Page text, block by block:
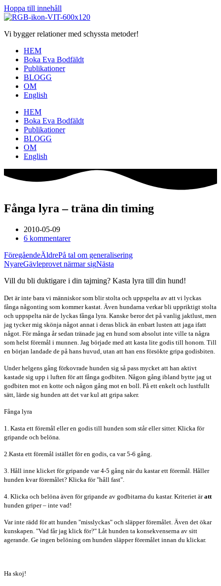
Hoppa till innehåll
Vi bygger relationer med schyssta metoder!
HEM
Boka Eva Bodfäldt
Publikationer
BLOGG
OM
English
HEM
Boka Eva Bodfäldt
Publikationer
BLOGG
OM
English
Fånga lyra – träna din timing
2010-05-09
6 kommentarer
FöregåendeÄldrePå tal om generalisering
NyareGävleprovet närmar sigNästa
Vill du bli duktigare i din tajming? Kasta lyra till din hund!
Det är inte bara vi människor som blir stolta och uppspelta av att vi lyckas
fånga någonting som kommer kastat. Även hundarna verkar bli uppriktigt stolta
och uppspelta när de lyckas fånga lyra. Kanske beror det på vanlig jaktlust, men
jag tycker mig skönja något annat i deras blick än enbart lusten att jaga ifatt
något. För många år sedan tränade jag en hund som absolut inte ville ta några
som helst föremål i munnen. Jag började med att kasta lite godis till honom. Till
en början landade de på hans huvud, utan att han ens försökte gripa godisbiten.
Under helgens gång förkovrade hunden sig så pass mycket att han aktivt
kastade sig upp i luften för att fånga godbiten. Någon gång ibland bytte jag ut
godbiten mot en kotte och någon gång mot en boll. På ett enkelt och lustfullt
sätt, lärde sig hunden att det var kul att gripa saker.
Fånga lyra
1. Kasta ett föremål eller en godis till hunden som står eller sitter. Klicka för
gripande och belöna.
2.Kasta ett föremål istället för en godis, ca var 5-6 gång.
3. Håll inne klicket för gripande var 4-5 gång när du kastar ett föremål. Håller
hunden kvar föremålet? Klicka för "håll fast".
4. Klicka och belöna även för gripande av godbitarna du kastar. Kriteriet äratt
hunden griper – inte vad!
Var inte rädd för att hunden "misslyckas" och släpper föremålet. Även det ökar
kunskapen. "Vad får jag klick för?" Låt hunden ta konsekvenserna av sitt
agerande. Ge ingen belöning om hunden släpper föremålet innan du klickar.
Ha skoj!